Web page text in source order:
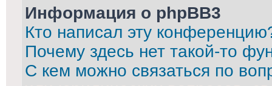
Информация о phpBB3
Кто написал эту
Почему здесь нет такой-то
С кем можно связаться по